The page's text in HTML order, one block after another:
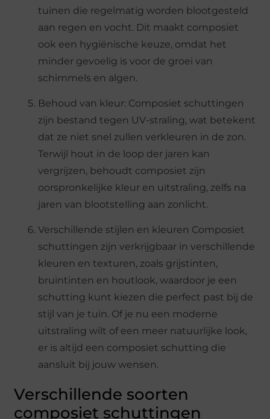
tuinen die regelmatig worden blootgesteld
aan regen en vocht. Dit maakt composiet
ook een hygiënische keuze, omdat het
minder gevoelig is voor de groei van
schimmels en algen.
Behoud van kleur: Composiet schuttingen
zijn bestand tegen UV-straling, wat betekent
dat ze niet snel zullen verkleuren in de zon.
Terwijl hout in de loop der jaren kan
vergrijzen, behoudt composiet zijn
oorspronkelijke kleur en uitstraling, zelfs na
jaren van blootstelling aan zonlicht.
Verschillende stijlen en kleuren Composiet
schuttingen zijn verkrijgbaar in verschillende
kleuren en texturen, zoals grijstinten,
bruintinten en houtlook, waardoor je een
schutting kunt kiezen die perfect past bij de
stijl van je tuin. Of je nu een moderne
uitstraling wilt of een meer natuurlijke look,
er is altijd een composiet schutting die
aansluit bij jouw wensen.
Verschillende soorten
composiet schuttingen